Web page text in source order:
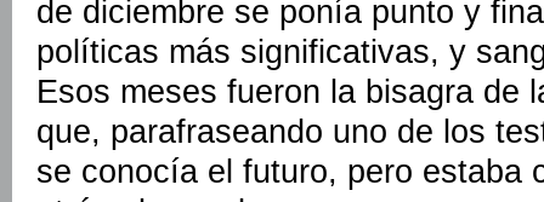
de diciembre se ponía punto y
políticas más significativas, y
Esos meses fueron la bisagra de
que, parafraseando uno de los
se conocía el futuro, pero estaba